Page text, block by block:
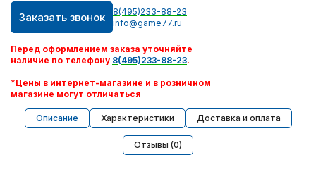
Заказать звонок
8(495)233-88-23
info@game77.ru
Перед оформлением заказа уточняйте
наличие по телефону 8(495)233-88-23.
*Цены в интернет-магазине и в розничном
магазине могут отличаться
Описание Характеристики Доставка и оплата
Отзывы (0)